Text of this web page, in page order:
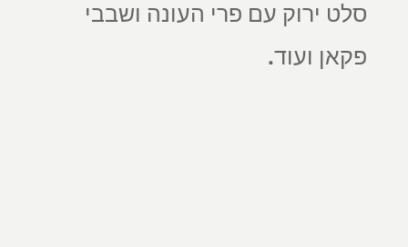
סלט ירוק עם פרי העונה ושבבי
פקאן ועוד.